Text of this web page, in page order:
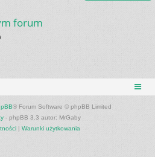
forum
® Forum Software © phpBB Limited
- phpBB 3.3 autor: MrGaby
| Warunki użytkowania